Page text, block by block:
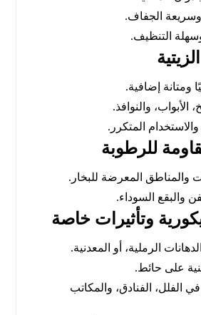
الجفاف.
التنظيف.
ومتانة إضافية.
الأبواب، والنوافذ.
المتكرر.
والمناطق المعرضة للبخار.
والبقع السوداء.
الرملية، أو المعدنية.
على حائط.
الفلل، الفنادق، والمكاتب